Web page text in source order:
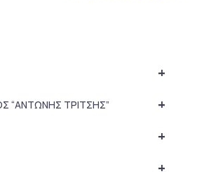
+
+
“ΑΝΤΩΝΗΣ ΤΡΙΤΣΗΣ”
+
+